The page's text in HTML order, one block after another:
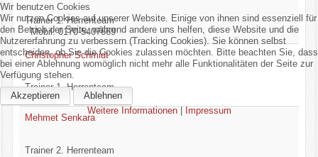
Gastronomie
Aktuell
Trainer 1. Herrenteam
Mobil: 0170-5407669
Christopher Schmidt
Trainer 1. Herrenteam
Mehmet Senkara
Trainer 2. Herrenteam
Wir benutzen Cookies
Wir nutzen Cookies auf unserer Website. Einige von ihnen sind essenziell für
den Betrieb der Seite, während andere uns helfen, diese Website und die
Nutzererfahrung zu verbessern (Tracking Cookies). Sie können selbst
entscheiden, ob Sie die Cookies zulassen möchten. Bitte beachten Sie, dass
bei einer Ablehnung womöglich nicht mehr alle Funktionalitäten der Seite zur
Verfügung stehen.
Akzeptieren
Ablehnen
Weitere Informationen| Impressum